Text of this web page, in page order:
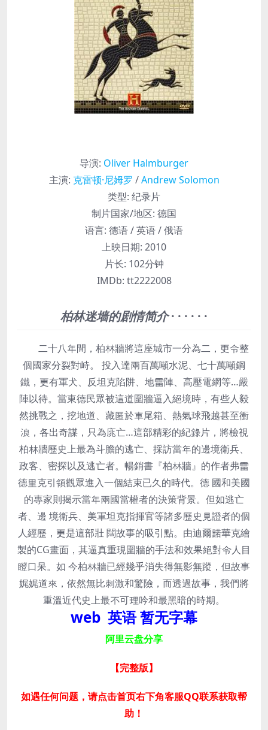
导演: Oliver Halmburger
主演: 克雷顿·尼姆罗 /Andrew Solomon
类型: 纪录片
制片国家/地区: 德国
语言: 德语 / 英语 / 俄语
上映日期: 2010
片长: 102分钟
IMDb: tt2222008
柏林迷墙的剧情简介· · · · · ·
二十八年間，柏林牆將這座城市一分為二，更令整
個國家分裂對峙。 投入達兩百萬噸水泥、七十萬噸鋼
鐵，更有軍犬、反坦克陷阱、地雷陣、高壓電網等…嚴
陣以待。當東德民眾被這道圍牆逼入絕境時，有些人毅
然挑戰之，挖地道、藏匿於車尾箱、熱氣球飛越甚至衝
浪，各出奇謀，只為庣亡…這部精彩的紀錄片，將檢視
柏林牆歷史上最為斗膽的逃亡、採訪當年的邊境衛兵、
政客、密探以及逃亡者。暢銷書『柏林牆』的作者弗雷
德里克引領觀眾進入一個結束已久的時代。德 國和美國
的專家則揭示當年兩國當權者的決策背景。但如逃亡
者、邊 境衛兵、美軍坦克指揮官等諸多歷史見證者的個
人經歷，更是這部壯 闊故事的吸引點。由迪爾諾華克繪
製的CG畫面，其逼真重現圍牆的手法和效果絕對令人目
瞪口呆。如 今柏林牆已經幾乎消失得無影無蹤，但故事
娓娓道來，依然無比刺激和驚險，而透過故事，我們將
重溫近代史上最不可理吟和最黑暗的時期。
web 英语 暂无字幕
阿里云盘分享
【完整版】
如遇任何问题，请点击首页右下角客服QQ联系获取帮
助！